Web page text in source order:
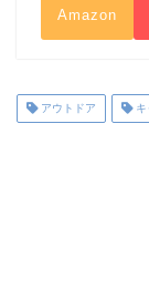
Amazon
アウトドア キ